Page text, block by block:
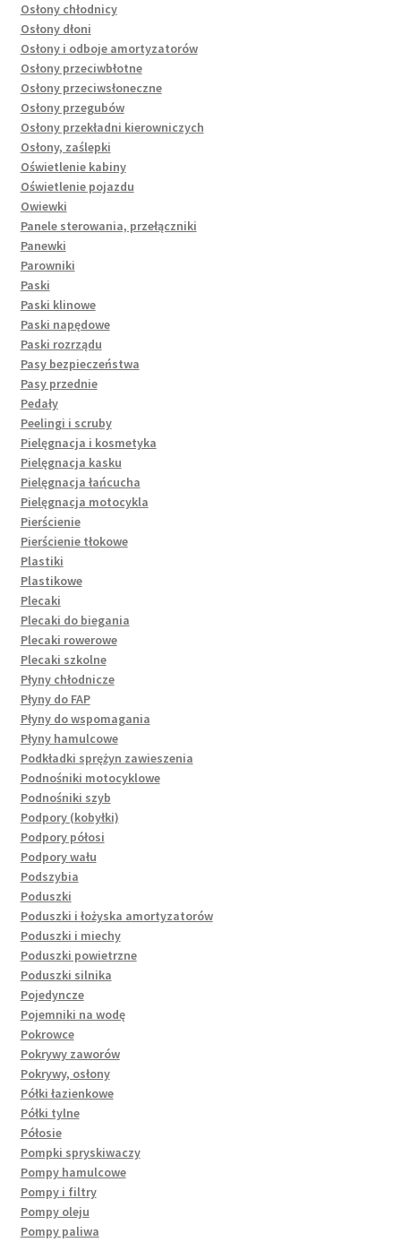
Osłony chłodnicy
Osłony dłoni
Osłony i odboje amortyzatorów
Osłony przeciwbłotne
Osłony przeciwsłoneczne
Osłony przegubów
Osłony przekładni kierowniczych
Osłony, zaślepki
Oświetlenie kabiny
Oświetlenie pojazdu
Owiewki
Panele sterowania, przełączniki
Panewki
Parowniki
Paski
Paski klinowe
Paski napędowe
Paski rozrządu
Pasy bezpieczeństwa
Pasy przednie
Pedały
Peelingi i scruby
Pielęgnacja i kosmetyka
Pielęgnacja kasku
Pielęgnacja łańcucha
Pielęgnacja motocykla
Pierścienie
Pierścienie tłokowe
Plastiki
Plastikowe
Plecaki
Plecaki do biegania
Plecaki rowerowe
Plecaki szkolne
Płyny chłodnicze
Płyny do FAP
Płyny do wspomagania
Płyny hamulcowe
Podkładki sprężyn zawieszenia
Podnośniki motocyklowe
Podnośniki szyb
Podpory (kobyłki)
Podpory półosi
Podpory wału
Podszybia
Poduszki
Poduszki i łożyska amortyzatorów
Poduszki i miechy
Poduszki powietrzne
Poduszki silnika
Pojedyncze
Pojemniki na wodę
Pokrowce
Pokrywy zaworów
Pokrywy, osłony
Półki łazienkowe
Półki tylne
Półosie
Pompki spryskiwaczy
Pompy hamulcowe
Pompy i filtry
Pompy oleju
Pompy paliwa